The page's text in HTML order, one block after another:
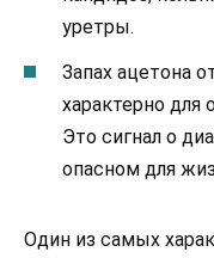
уретры.
Запах ацетона
характерно для
Это сигнал о
опасном для
Один из самых